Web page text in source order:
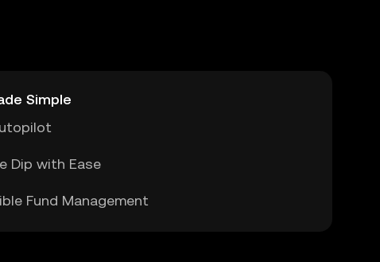
Simple
Dip with Ease
Fund Management